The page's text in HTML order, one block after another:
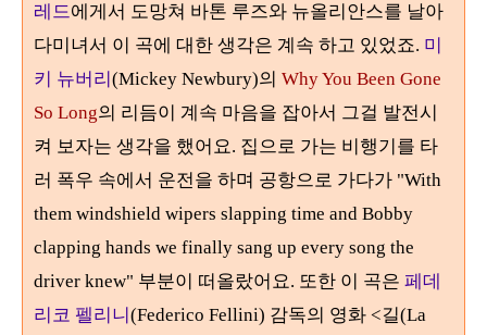
레드에게서 도망쳐 바톤 루즈와 뉴올리안스를 날아
다미녀서 이 곡에 대한 생각은 계속 하고 있었죠. 미
키 뉴버리(Mickey Newbury)의 Why You Been Gone
So Long의 리듬이 계속 마음을 잡아서 그걸 발전시
켜 보자는 생각을 했어요. 집으로 가는 비행기를 타
러 폭우 속에서 운전을 하며 공항으로 가다가 "With
them windshield wipers slapping time and Bobby
clapping hands we finally sang up every song the
driver knew" 부분이 떠올랐어요. 또한 이 곡은 페데
리코 펠리니(Federico Fellini) 감독의 영화 <길(La